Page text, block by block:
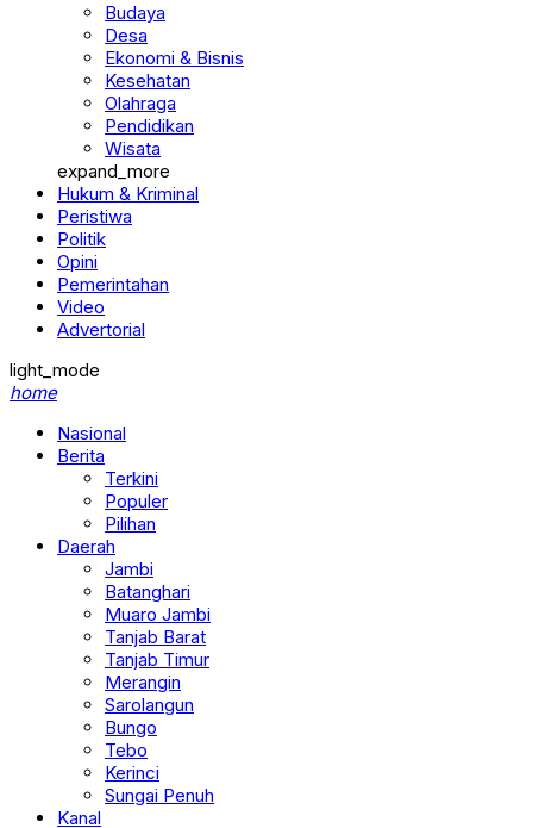
Desa
Ekonomi & Bisnis
Kesehatan
Olahraga
Pendidikan
Wisata
expand_more
Hukum & Kriminal
Peristiwa
Politik
Opini
Pemerintahan
Video
Advertorial
home
Berita
Populer
Pilihan
Daerah
Jambi
Batanghari
Muaro Jambi
Tanjab Barat
Tanjab Timur
Merangin
Sarolangun
Bungo
Tebo
Kerinci
Sungai Penuh
Kanal